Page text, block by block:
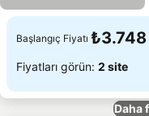
Başlangıç Fiyatı ₺3.748
Fiyatları görün: 2 site
Daha